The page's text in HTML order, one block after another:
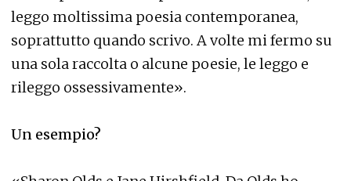
leggo moltissima poesia contemporanea,
soprattutto quando scrivo. A volte mi fermo su
una sola raccolta o alcune poesie, le leggo e
rileggo ossessivamente».
Un esempio?